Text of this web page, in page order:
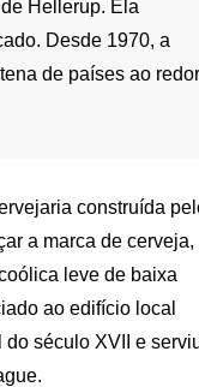
Hellerup. Ela
Desde 1970, a
de países ao
construída
a marca de cerveja,
leve de baixa
ao edifício local
do século XVII e